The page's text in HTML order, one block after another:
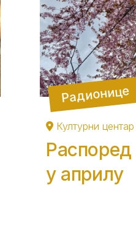
Радионице
Културни
у априлу